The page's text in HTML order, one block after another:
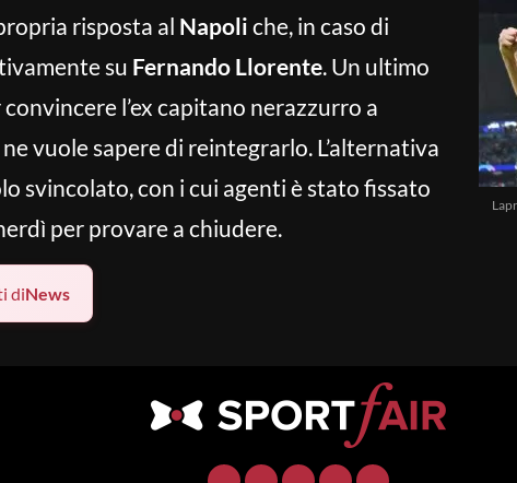
risposta al Napoli che, in caso di
su Fernando Llorente. Un ultimo
l’ex capitano nerazzurro a
vuole sapere di reintegrarlo. L’alternativa
svincolato, con i cui agenti è stato fissato
per provare a chiudere.
diNews